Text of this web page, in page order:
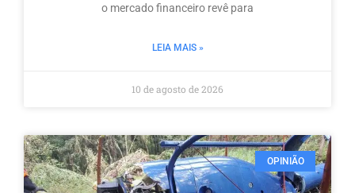
o mercado financeiro revê para
LEIA MAIS »
10 de agosto de 2026
OPINIÃO